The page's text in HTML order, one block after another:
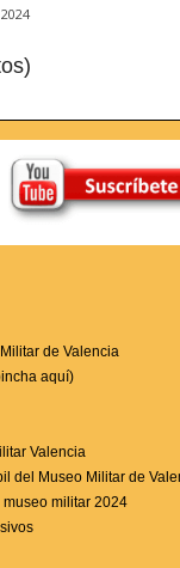
de Valencia
aquí)
Valencia
del Museo Militar de
militar 2024